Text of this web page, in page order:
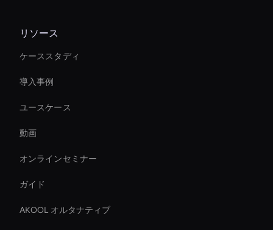
リソース
ケーススタディ
導入事例
ユースケース
動画
オンラインセミナー
ガイド
AKOOL オルタナティブ